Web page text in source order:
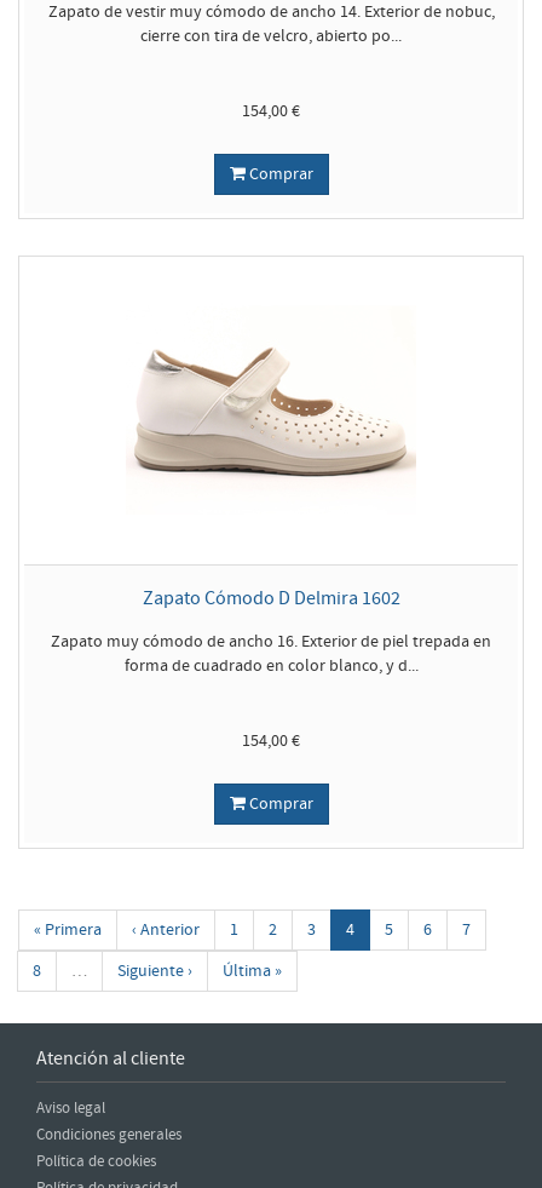
Zapato de vestir muy cómodo de ancho 14. Exterior de nobuc,
cierre con tira de velcro, abierto po...
154,00 €
Comprar
Zapato Cómodo D Delmira 1602
Zapato muy cómodo de ancho 16. Exterior de piel trepada en
forma de cuadrado en color blanco, y d...
154,00 €
Comprar
« Primera ‹ Anterior 1 2 3 4 5 6
7
8
… Siguiente › Última »
Atención al cliente
Aviso legal
Condiciones generales
Política de cookies